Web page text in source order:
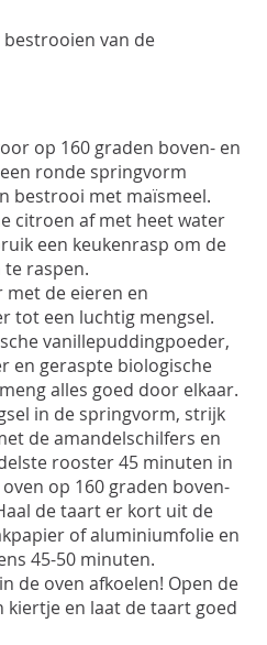
van de
op 160 graden boven- en
ronde springvorm
bestrooi met maïsmeel.
citroen af met heet water
een keukenrasp om de
raspen.
met de eieren en
tot een luchtig mengsel.
vanillepuddingpoeder,
en geraspte biologische
alles goed door elkaar.
in de springvorm, strijk
de amandelschilfers en
rooster 45 minuten in
op 160 graden boven-
de taart er kort uit de
of aluminiumfolie en
45-50 minuten.
de oven afkoelen! Open de
kiertje en laat de taart goed